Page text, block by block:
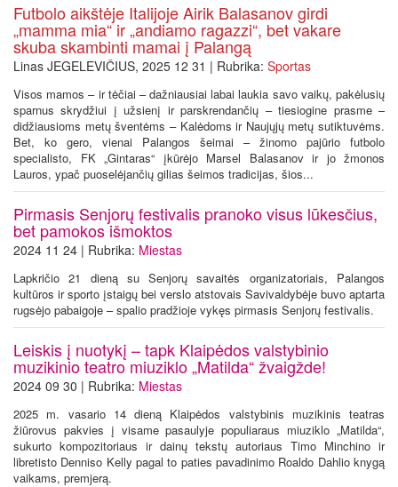
Futbolo aikštėje Italijoje Airik Balasanov girdi
„mamma mia“ ir „andiamo ragazzi“, bet vakare
skuba skambinti mamai į Palangą
Linas JEGELEVIČIUS, 2025 12 31 | Rubrika: Sportas
Visos mamos – ir tėčiai – dažniausiai labai laukia savo vaikų, pakėlusių
sparnus skrydžiui į užsienį ir parskrendančių – tiesiogine prasme –
didžiausioms metų šventėms – Kalėdoms ir Naujųjų metų sutiktuvėms.
Bet, ko gero, vienai Palangos šeimai – žinomo pajūrio futbolo
specialisto, FK „Gintaras“ įkūrėjo Marsel Balasanov ir jo žmonos
Lauros, ypač puoselėjančių gilias šeimos tradicijas, šios...
Pirmasis Senjorų festivalis pranoko visus lūkesčius,
bet pamokos išmoktos
2024 11 24 | Rubrika: Miestas
Lapkričio 21 dieną su Senjorų savaitės organizatoriais, Palangos
kultūros ir sporto įstaigų bei verslo atstovais Savivaldybėje buvo aptarta
rugsėjo pabaigoje – spalio pradžioje vykęs pirmasis Senjorų festivalis.
Leiskis į nuotykį – tapk Klaipėdos valstybinio
muzikinio teatro miuziklo „Matilda“ žvaigžde!
2024 09 30 | Rubrika: Miestas
2025 m. vasario 14 dieną Klaipėdos valstybinis muzikinis teatras
žiūrovus pakvies į visame pasaulyje populiaraus miuziklo „Matilda“,
sukurto kompozitoriaus ir dainų tekstų autoriaus Timo Minchino ir
libretisto Denniso Kelly pagal to paties pavadinimo Roaldo Dahlio knygą
vaikams, premjerą.